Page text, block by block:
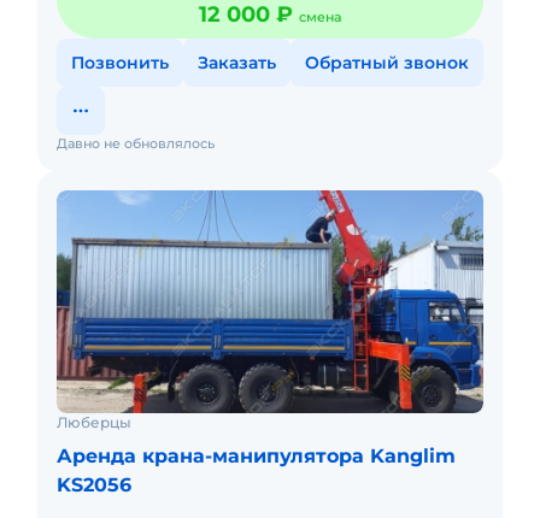
12 000 ₽ смена
Позвонить Заказать Обратный звонок
Давно не обновлялось
Люберцы
Аренда крана-манипулятора Kanglim
KS2056